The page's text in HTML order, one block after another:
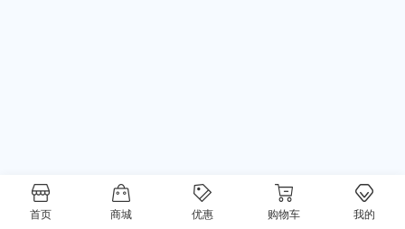
首页 商城 优惠 购物车 我的